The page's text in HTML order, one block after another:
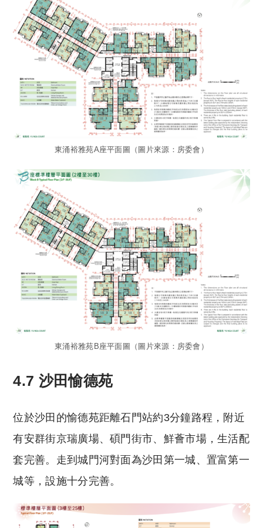
東涌裕雅苑A座平面圖（圖片來源：房委會）
東涌裕雅苑B座平面圖（圖片來源：房委會）
4.7 沙田愉德苑
位於沙田的愉德苑距離石門站約3分鐘路程，附近
有安群街京瑞廣場、碩門街市、鮮薈市場，生活配
套完善。走到城門河對面為沙田第一城、置富第一
城等，設施十分完善。